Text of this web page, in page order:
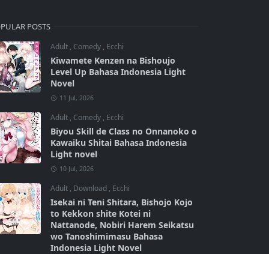
POSTS
Adult , Comedy , Ecchi
Kiwamete Kenzen na Bishoujo
Level Up Bahasa Indonesia Light
Novel
11 Jul, 2026
Adult , Comedy , Ecchi
Biyou Skill de Class no Onnanoko o
Kawaiku Shitai Bahasa Indonesia
Light novel
10 Jul, 2026
Adult , Download , Ecchi
Isekai ni Teni Shitara, Bishojo Kojo
to Kekkon shite Kotei ni
Nattanode, Nobiri Harem Seikatsu
wo Tanoshimimasu Bahasa
Indonesia Light Novel